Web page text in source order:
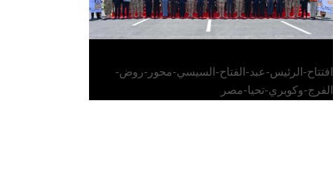
افتتاح-الرئيس-عبد-الفتاح-السيسي-محور-روض-
الفرج-وكوبري-تحيا-مصر